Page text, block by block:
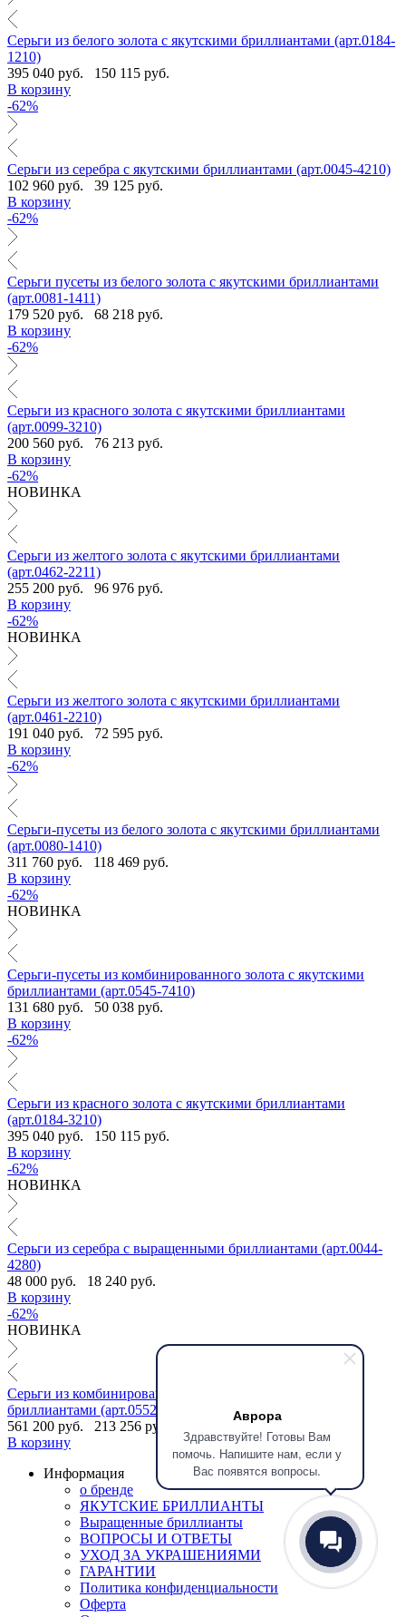
Аврора
Здравствуйте! Готовы Вам
помочь. Напишите нам, если у
Вас появятся вопросы.
Серьги из белого золота с якутскими бриллиантами (арт.0184-
1210)
395 040 руб.
150 115 руб.
В корзину
-62%
Серьги из серебра с якутскими бриллиантами (арт.0045-4210)
102 960 руб.
39 125 руб.
В корзину
-62%
Серьги пусеты из белого золота с якутскими бриллиантами
(арт.0081-1411)
179 520 руб.
68 218 руб.
В корзину
-62%
Серьги из красного золота с якутскими бриллиантами
(арт.0099-3210)
200 560 руб.
76 213 руб.
В корзину
-62%
НОВИНКА
Серьги из желтого золота с якутскими бриллиантами
(арт.0462-2211)
255 200 руб.
96 976 руб.
В корзину
-62%
НОВИНКА
Серьги из желтого золота с якутскими бриллиантами
(арт.0461-2210)
191 040 руб.
72 595 руб.
В корзину
-62%
Серьги-пусеты из белого золота с якутскими бриллиантами
(арт.0080-1410)
311 760 руб.
118 469 руб.
В корзину
-62%
НОВИНКА
Серьги-пусеты из комбинированного золота с якутскими
бриллиантами (арт.0545-7410)
131 680 руб.
50 038 руб.
В корзину
-62%
Серьги из красного золота с якутскими бриллиантами
(арт.0184-3210)
395 040 руб.
150 115 руб.
В корзину
-62%
НОВИНКА
Серьги из серебра с выращенными бриллиантами (арт.0044-
4280)
48 000 руб.
18 240 руб.
В корзину
-62%
НОВИНКА
Серьги из комбинированного золота с якутскими
бриллиантами (арт.0552-7210)
561 200 руб.
213 256 руб.
В корзину
Информация
о бренде
ЯКУТСКИЕ БРИЛЛИАНТЫ
Выращенные бриллианты
ВОПРОСЫ И ОТВЕТЫ
УХОД ЗА УКРАШЕНИЯМИ
ГАРАНТИИ
Политика конфиденциальности
Оферта